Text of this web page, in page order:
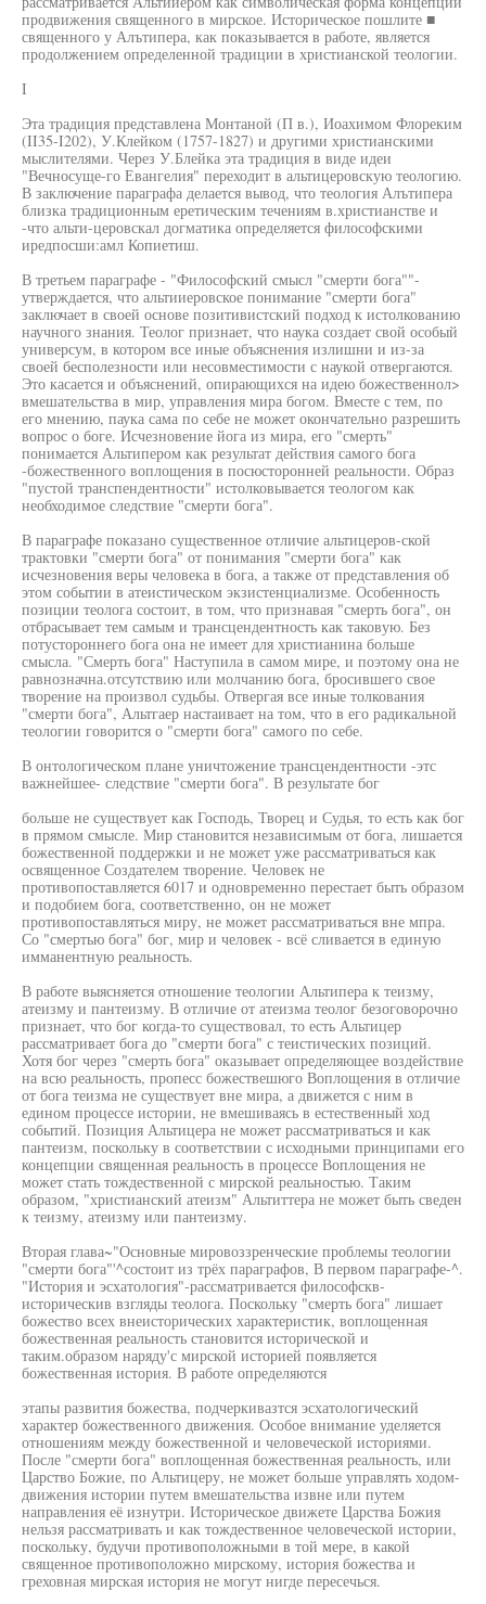
продвижения священного в мирское. Историческое пошлите ■
священного у Алътипера, как показывается в работе, является
продолжением определенной традиции в христианской теологии.
I
Эта традиция представлена Монтаной (П в.), Иоахимом Флореким
(II35-I202), У.Клейком (1757-1827) и другими христианскими
мыслителями. Через У.Блейка эта традиция в виде идеи
"Вечносуще-го Евангелия" переходит в альтицеровскую теологию.
В заключение параграфа делается вывод, что теология Алътипера
близка традиционным еретическим течениям в.христианстве и
-что альти-церовскал догматика определяется философскими
иредпосши:амл Копиетиш.
В третьем параграфе - "Философский смысл "смерти бога""-
утверждается, что альтииеровское понимание "смерти бога"
заключает в своей основе позитивистский подход к истолкованию
научного знания. Теолог признает, что наука создает свой особый
универсум, в котором все иные объяснения излишни и из-за
своей бесполезности или несовместимости с наукой отвергаются.
Это касается и объяснений, опирающихся на идею божественнол>
вмешательства в мир, управления мира богом. Вместе с тем, по
его мнению, паука сама по себе не может окончательно разрешить
вопрос о боге. Исчезновение йога из мира, его "смерть"
понимается Альтипером как результат действия самого бога
-божественного воплощения в посюсторонней реальности. Образ
"пустой транспендентности" истолковывается теологом как
необходимое следствие "смерти бога".
В параграфе показано существенное отличие альтицеров-ской
трактовки "смерти бога" от понимания "смерти бога" как
исчезновения веры человека в бога, а также от представления об
этом событии в атеистическом экзистенциализме. Особенность
позиции теолога состоит, в том, что признавая "смерть бога", он
отбрасывает тем самым и трансцендентность как таковую. Без
потустороннего бога она не имеет для христианина больше
смысла. "Смерть бога" Наступила в самом мире, и поэтому она не
равнозначна.отсутствию или молчанию бога, бросившего свое
творение на произвол судьбы. Отвергая все иные толкования
"смерти бога", Альтгаер настаивает на том, что в его радикальной
теологии говорится о "смерти бога" самого по себе.
В онтологическом плане уничтожение трансцендентности -этс
важнейшее- следствие "смерти бога". В результате бог
больше не существует как Господь, Творец и Судья, то есть как бог
в прямом смысле. Мир становится независимым от бога, лишается
божественной поддержки и не может уже рассматриваться как
освященное Создателем творение. Человек не
противопоставляется 6017 и одновременно перестает быть образом
и подобием бога, соответственно, он не может
противопоставляться миру, не может рассматриваться вне мпра.
Со "смертью бога" бог, мир и человек - всё сливается в единую
имманентную реальность.
В работе выясняется отношение теологии Альтипера к теизму,
атеизму и пантеизму. В отличие от атеизма теолог безоговорочно
признает, что бог когда-то существовал, то есть Альтицер
рассматривает бога до "смерти бога" с теистических позиций.
Хотя бог через "смерть бога" оказывает определяющее воздействие
на всю реальность, пропесс божествешюго Воплощения в отличие
от бога теизма не существует вне мира, а движется с ним в
едином процессе истории, не вмешиваясь в естественный ход
событий. Позиция Альтицера не может рассматриваться и как
пантеизм, поскольку в соответствии с исходными принципами его
концепции священная реальность в процессе Воплощения не
может стать тождественной с мирской реальностью. Таким
образом, "христианский атеизм" Альтиттера не может быть сведен
к теизму, атеизму или пантеизму.
Вторая глава~"Основные мировоззренческие проблемы теологии
"смерти бога"'^состоит из трёх параграфов, В первом параграфе-^.
"История и эсхатология"-рассматривается философскв-
историческив взгляды теолога. Поскольку "смерть бога" лишает
божество всех внеисторических характеристик, воплощенная
божественная реальность становится исторической и
таким.образом наряду'с мирской историей появляется
божественная история. В работе определяются
этапы развития божества, подчеркивазтся эсхатологический
характер божественного движения. Особое внимание уделяется
отношениям между божественной и человеческой историями.
После "смерти бога" воплощенная божественная реальность, или
Царство Божие, по Альтицеру, не может больше управлять ходом-
движения истории путем вмешательства извне или путем
направления её изнутри. Историческое движете Царства Божия
нельзя рассматривать и как тождественное человеческой истории,
поскольку, будучи противоположными в той мере, в какой
священное противоположно мирскому, история божества и
греховная мирская история не могут нигде пересечься.